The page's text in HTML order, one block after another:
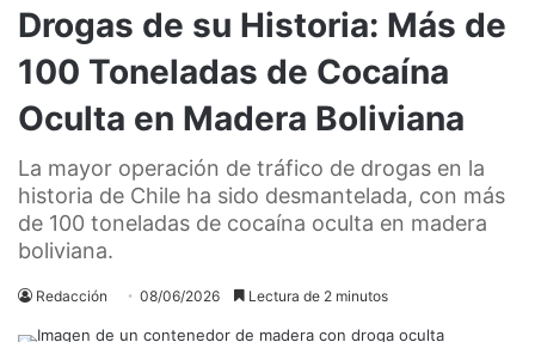
Drogas de su Historia: Más de
100 Toneladas de Cocaína
Oculta en Madera Boliviana
La mayor operación de tráfico de drogas en la
historia de Chile ha sido desmantelada, con más
de 100 toneladas de cocaína oculta en madera
boliviana.
Redacción 08/06/2026 Lectura de 2 minutos